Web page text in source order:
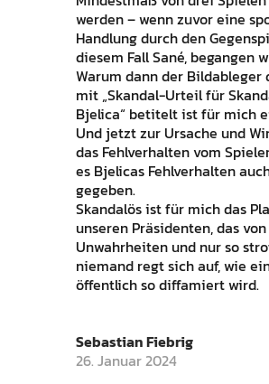
werden – wenn zuvor eine
Handlung durch den
diesem Fall Sané, begangen
Warum dann der Bildableger
mit „Skandal-Urteil für
Bjelica“ betitelt ist für mich
Und jetzt zur Ursache und
das Fehlverhalten vom
es Bjelicas Fehlverhalten
gegeben.
Skandalös ist für mich das
unseren Präsidenten, das von
Unwahrheiten und nur so
niemand regt sich auf, wie
öffentlich so diffamiert wird.
Sebastian Fiebrig
26. Januar 2024